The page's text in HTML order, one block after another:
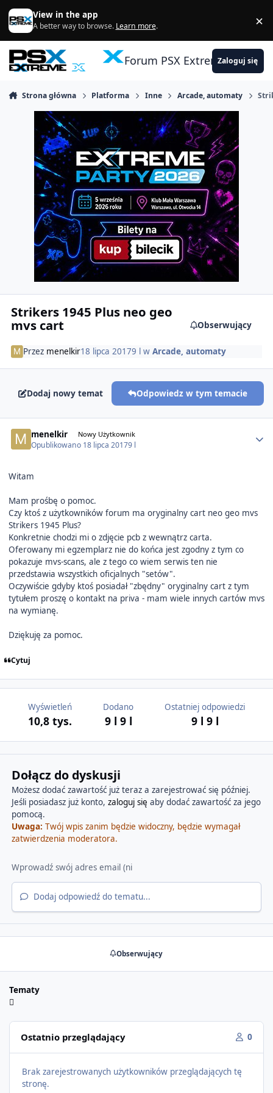
Skocz do zawartości
View in the app
A better way to browse. Learn more. ×
Forum PSX ExtremeZaloguj się
Strona główna Platforma Inne Arcade, automaty
Strikers 1945 Plus neo geo
mvs cart Obserwujący
Przez menelkir18 lipca 20179 l w Arcade, automaty
Dodaj nowy temat Odpowiedz w tym temacie
menelkir Nowy Użytkownik
Opublikowano 18 lipca 20179 l
Witam
Mam prośbę o pomoc.
Czy ktoś z użytkowników forum ma oryginalny cart neo geo mvs
Strikers 1945 Plus?
Konkretnie chodzi mi o zdjęcie pcb z wewnątrz carta.
Oferowany mi egzemplarz nie do końca jest zgodny z tym co
pokazuje mvs-scans, ale z tego co wiem serwis ten nie
przedstawia wszystkich oficjalnych "setów".
Oczywiście gdyby ktoś posiadał "zbędny" oryginalny cart z tym
tytułem proszę o kontakt na priva - mam wiele innych cartów mvs
na wymianę.
Dziękuję za pomoc.
Cytuj
Wyświetleń
10,8 tys.
Dodano
9 l 9 l
Ostatniej odpowiedzi
9 l 9 l
Dołącz do dyskusji
Możesz dodać zawartość już teraz a zarejestrować się później.
Jeśli posiadasz już konto, zaloguj się aby dodać zawartość za jego
pomocą.
Uwaga: Twój wpis zanim będzie widoczny, będzie wymagał
zatwierdzenia moderatora.
Dodaj odpowiedź do tematu...
Obserwujący
Tematy
Ostatnio przeglądający 0
Brak zarejestrowanych użytkowników przeglądających tę
stronę.